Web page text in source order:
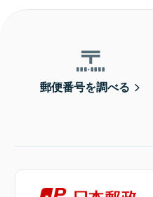
郵便番号を調べる